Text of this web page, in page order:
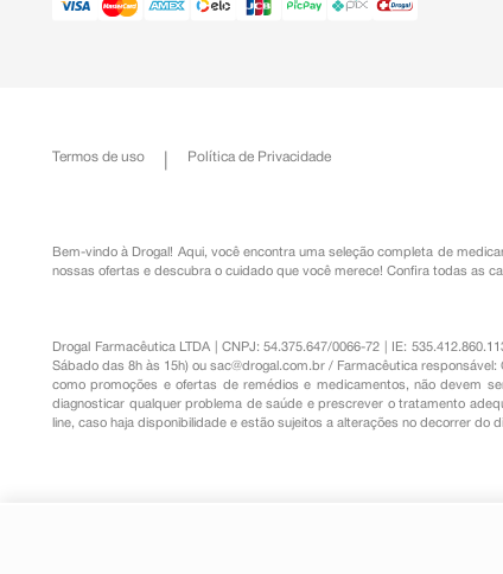
Termos de uso Política de Privacidade
Bem-vindo à Drogal! Aqui, você encontra uma seleção completa de
nossas ofertas e descubra o cuidado que você merece! Confira todas as
Drogal Farmacêutica LTDA | CNPJ: 54.375.647/0066-72 | IE:
Sábado das 8h às 15h) ousac@drogal.com.br / Farmacêutica responsável:
como promoções e ofertas de remédios e medicamentos, não devem
diagnosticar qualquer problema de saúde e prescrever o tratamento
line, caso haja disponibilidade e estão sujeitos a alterações no decorrer do